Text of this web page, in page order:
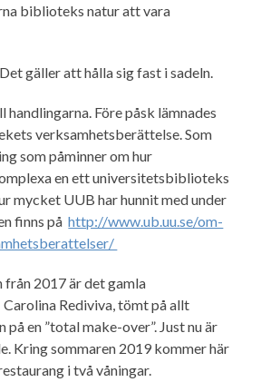
biblioteks natur att vara
gäller att hålla sig fast i sadeln.
Före påsk lämnades
verksamhetsberättelse. Som
som påminner om hur
en ett universitetsbiblioteks
mycket UUB har hunnit med under
finns påhttp://www.ub.uu.se/om-
2017 är det gamla
Rediviva, tömt på allt
på en ”total make-over”. Just nu är
Kring sommaren 2019 kommer här
i två våningar.